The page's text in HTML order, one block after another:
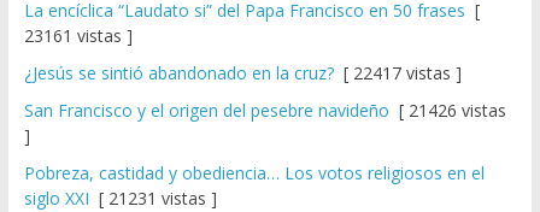
La encíclica “Laudato si” del Papa Francisco en 50 frases [
23161 vistas ]
¿Jesús se sintió abandonado en la cruz?[ 22417 vistas ]
San Francisco y el origen del pesebre navideño [ 21426 vistas
]
Pobreza, castidad y obediencia… Los votos religiosos en el
siglo XXI [ 21231 vistas ]